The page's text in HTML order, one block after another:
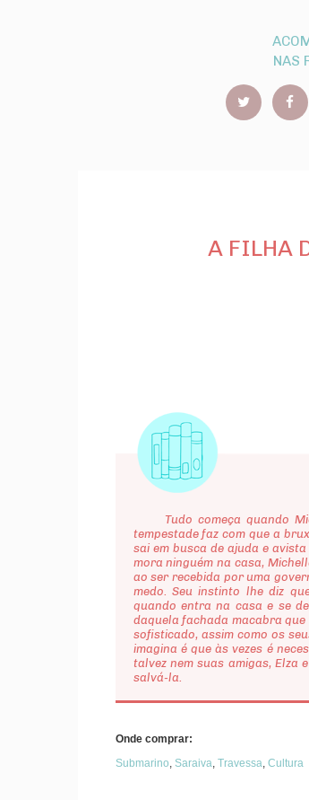
NAS
A FILHA
Tudo começa quando
tempestade faz com que a
sai em busca de ajuda e
mora ninguém na casa,
ao ser recebida por uma
medo. Seu instinto lhe diz
quando entra na casa e se
daquela fachada macabra
sofisticado, assim como os
imagina é que às vezes é
talvez nem suas amigas, Elza
salvá-la.
Onde comprar:
Submarino, Saraiva, Travessa, Cultura